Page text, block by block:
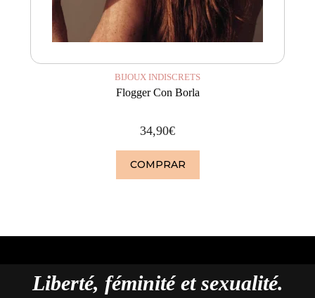
BIJOUX INDISCRETS
Flogger Con Borla
34,90€
COMPRAR
Liberté, féminité et sexualité.